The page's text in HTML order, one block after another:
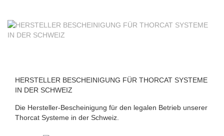
HERSTELLER BESCHEINIGUNG FÜR THORCAT SYSTEME
IN DER SCHWEIZ
Die Hersteller-Bescheinigung für den legalen Betrieb unserer
Thorcat Systeme in der Schweiz.